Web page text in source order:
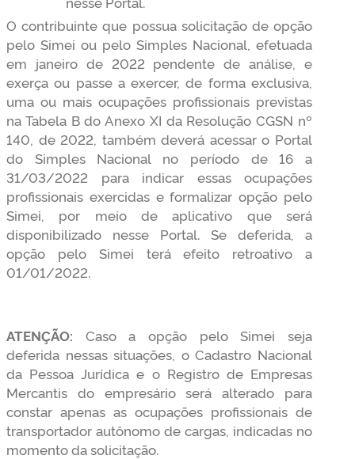
O contribuinte que possua solicitação de opção
pelo Simei ou pelo Simples Nacional, efetuada
em janeiro de 2022 pendente de análise, e
exerça ou passe a exercer, de forma exclusiva,
uma ou mais ocupações profissionais previstas
na Tabela B do Anexo XI da Resolução CGSN nº
140, de 2022, também deverá acessar o Portal
do Simples Nacional no período de 16 a
31/03/2022 para indicar essas ocupações
profissionais exercidas e formalizar opção pelo
Simei, por meio de aplicativo que será
disponibilizado nesse Portal. Se deferida, a
opção pelo Simei terá efeito retroativo a
01/01/2022.
ATENÇÃO: Caso a opção pelo Simei seja
deferida nessas situações, o Cadastro Nacional
da Pessoa Jurídica e o Registro de Empresas
Mercantis do empresário será alterado para
constar apenas as ocupações profissionais de
transportador autônomo de cargas, indicadas no
momento da solicitação.